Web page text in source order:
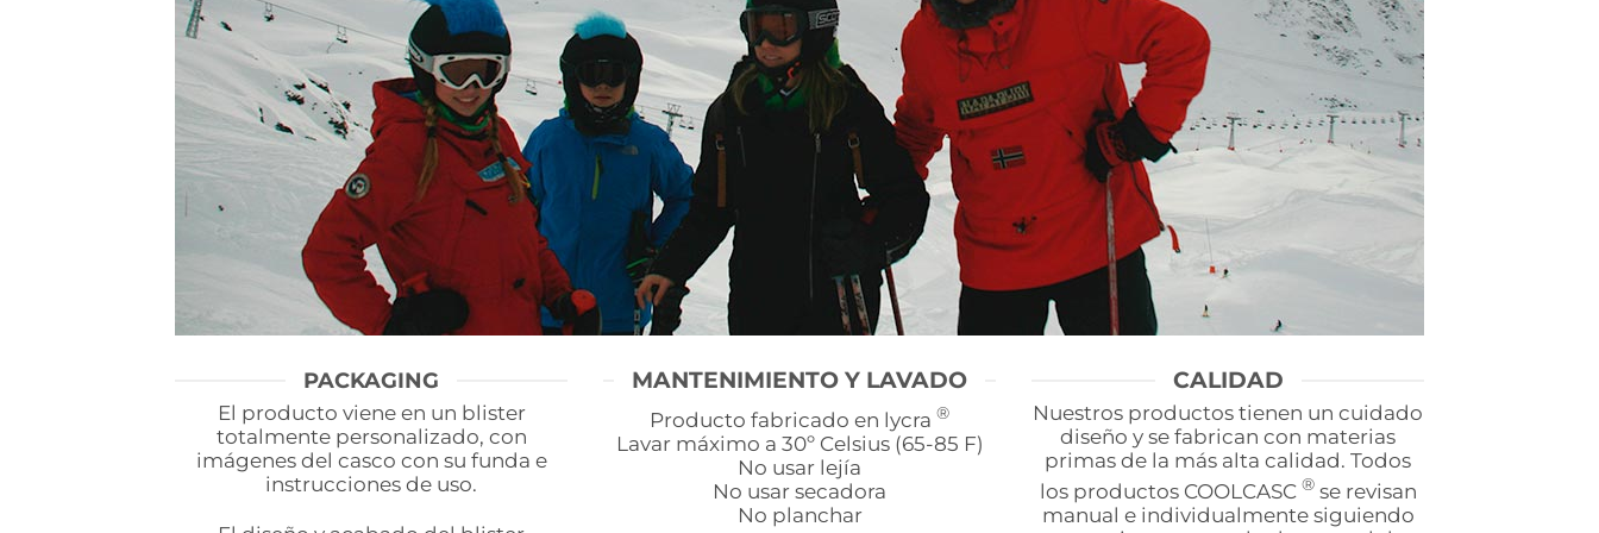
PACKAGING
El producto viene en un blister
totalmente personalizado, con
imágenes del casco con su funda e
instrucciones de uso.
MANTENIMIENTO Y LAVADO
Producto fabricado en lycra ®
Lavar máximo a 30º Celsius (65-85 F)
No usar lejía
No usar secadora
No planchar
CALIDAD
Nuestros productos tienen un cuidado
diseño y se fabrican con materias
primas de la más alta calidad. Todos
los productos COOLCASC® se revisan
manual e individualmente siguiendo